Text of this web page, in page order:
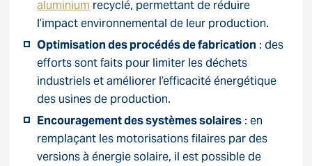
aluminium recyclé, permettant de réduire
l’impact environnemental de leur production.
Optimisation des procédés de fabrication : des
efforts sont faits pour limiter les déchets
industriels et améliorer l’efficacité énergétique
des usines de production.
Encouragement des systèmes solaires : en
remplaçant les motorisations filaires par des
versions à énergie solaire, il est possible de